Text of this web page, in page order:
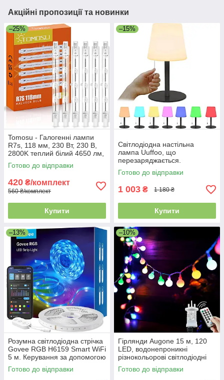
Акційні пропозиції та новинки
–25%
Tomosu - Галогенні лампи
R7s, 118 мм, 230 Вт, 230 В,
2800K теплий білий 4650 лм,
6 шт.
Готово до відправки
420 ₴/комплект
560 ₴/комплект
Купити
–15%
Світлодіодна настільна
лампа Uuffoo, що
перезаряджається.
Світлодіодний нічник з
кольорами RGB
Готово до відправки
1 003 ₴ 1 180 ₴
Купити
–13%
Розумна світлодіодна стрічка
Govee RGB H6159 Smart WiFi
5 м. Керування за допомогою
застосунку. Уцінка
Готово до відправки
–10%
Гірлянди Augone 15 м, 120
LED, водонепроникні
різнокольорові світлодіодні
гірлянди для вулиці та дому,
від мережі
Готово до відправки